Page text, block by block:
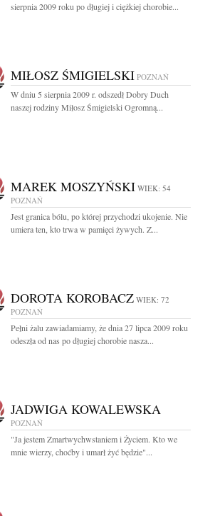
sierpnia 2009 roku po długiej i ciężkiej chorobie...
MIŁOSZ ŚMIGIELSKI POZNAŃ
W dniu 5 sierpnia 2009 r. odszedł Dobry Duch
naszej rodziny Miłosz Śmigielski Ogromną...
MAREK MOSZYŃSKI WIEK: 54
POZNAŃ
Jest granica bólu, po której przychodzi ukojenie. Nie
umiera ten, kto trwa w pamięci żywych. Z...
DOROTA KOROBACZ WIEK: 72
POZNAŃ
Pełni żalu zawiadamiamy, że dnia 27 lipca 2009 roku
odeszła od nas po długiej chorobie nasza...
JADWIGA KOWALEWSKA
POZNAŃ
"Ja jestem Zmartwychwstaniem i Życiem. Kto we
mnie wierzy, choćby i umarł żyć będzie"...